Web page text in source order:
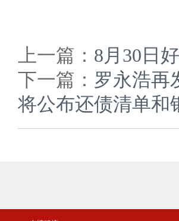
上一篇： 8月30日
下一篇： 罗永浩再
将公布还债清单和